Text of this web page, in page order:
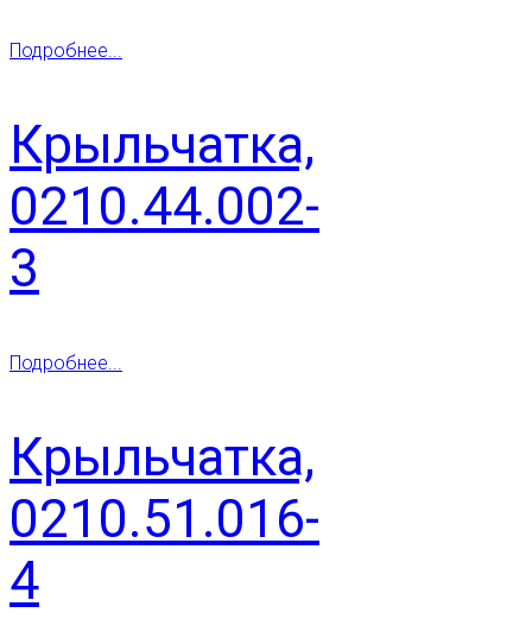
Подробнее...
Крыльчатка,
0210.44.002-
3
Подробнее...
Крыльчатка,
0210.51.016-
4